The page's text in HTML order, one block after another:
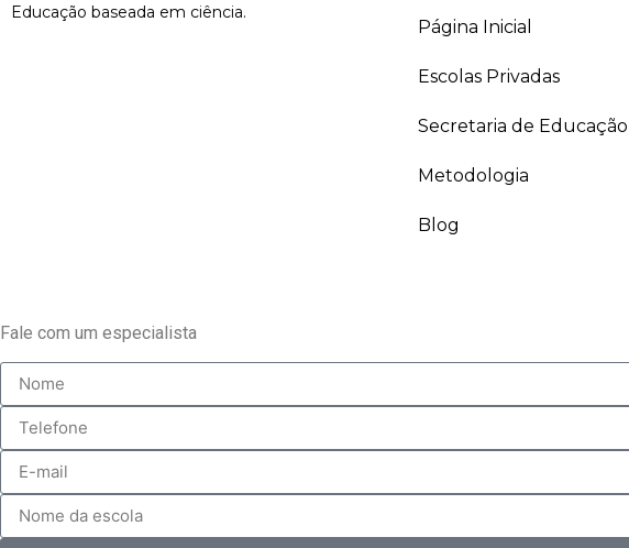
Educação baseada em ciência.
Página Inicial
Escolas Privadas
Secretaria de Educação
Metodologia
Blog
Fale com um especialista